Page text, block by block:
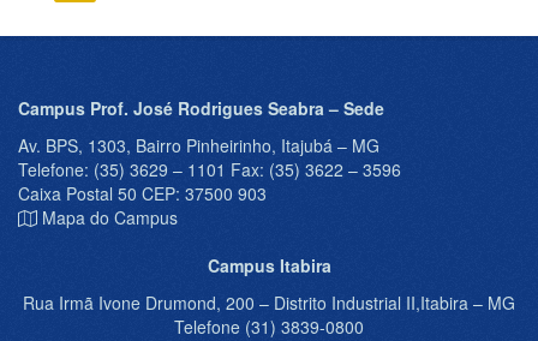
Campus Prof. José Rodrigues Seabra – Sede
Av. BPS, 1303, Bairro Pinheirinho, Itajubá – MG
Telefone: (35) 3629 – 1101 Fax: (35) 3622 – 3596
Caixa Postal 50 CEP: 37500 903
Mapa do Campus
Campus Itabira
Rua Irmã Ivone Drumond, 200 – Distrito Industrial II,Itabira – MG
Telefone (31) 3839-0800